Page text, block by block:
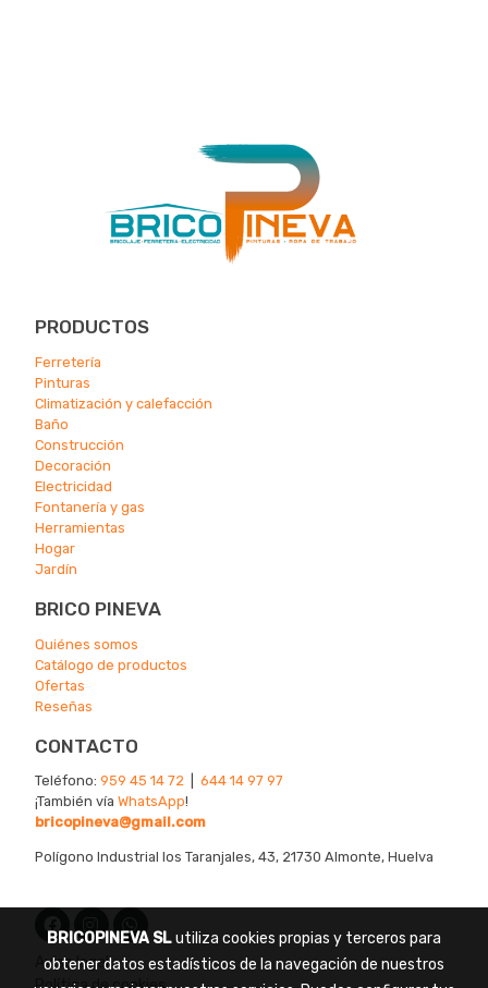
PRODUCTOS
Ferretería
Pinturas
Climatización y calefacción
Baño
Construcción
Decoración
Electricidad
Fontanería y gas
Herramientas
Hogar
Jardín
BRICO PINEVA
Quiénes somos
Catálogo de productos
Ofertas
Reseñas
CONTACTO
Teléfono: 959 45 14 72
644 14 97 97
¡También vía WhatsApp!
bricopineva@gmail.com
Polígono Industrial los Taranjales, 43, 21730 Almonte, Huelva
Aviso legal
BRICOPINEVA SLutiliza cookies propias y terceros para
obtener datos estadísticos de la navegación de nuestros